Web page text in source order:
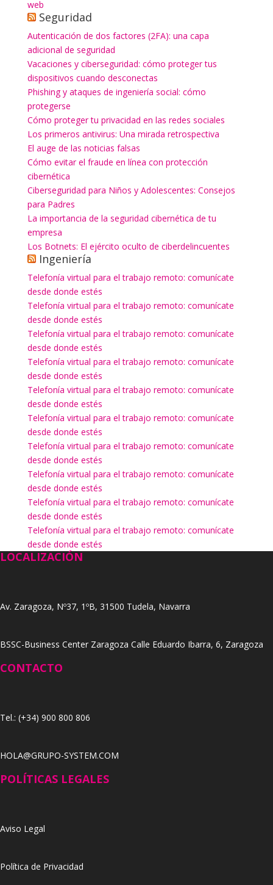
web
Seguridad
Autenticación de dos factores (2FA): una capa
adicional de seguridad
Vacaciones y ciberseguridad: cómo proteger tus
dispositivos cuando desconectas
Phishing y ataques de ingeniería social: cómo
protegerse
Cómo proteger tu privacidad en las redes sociales
Los primeros antivirus: Una mirada retrospectiva
El auge de las noticias falsas
Cómo evitar el fraude en línea con protección
cibernética
Ciberseguridad para Niños y Adolescentes: Consejos
para Padres
La importancia de la seguridad cibernética de tu
empresa
Los Botnets: El ejército oculto de ciberdelincuentes
Ingeniería
Telefonía virtual para el trabajo remoto: comunícate
desde donde estés
Telefonía virtual para el trabajo remoto: comunícate
desde donde estés
Telefonía virtual para el trabajo remoto: comunícate
desde donde estés
Telefonía virtual para el trabajo remoto: comunícate
desde donde estés
Telefonía virtual para el trabajo remoto: comunícate
desde donde estés
Telefonía virtual para el trabajo remoto: comunícate
desde donde estés
Telefonía virtual para el trabajo remoto: comunícate
desde donde estés
Telefonía virtual para el trabajo remoto: comunícate
desde donde estés
Telefonía virtual para el trabajo remoto: comunícate
desde donde estés
Telefonía virtual para el trabajo remoto: comunícate
desde donde estés
LOCALIZACIÓN
Av. Zaragoza, Nº37, 1ºB, 31500 Tudela, Navarra
BSSC-Business Center Zaragoza Calle Eduardo Ibarra, 6, Zaragoza
CONTACTO
Tel.: (+34) 900 800 806
HOLA@GRUPO-SYSTEM.COM
POLÍTICAS LEGALES
Aviso Legal
Política de Privacidad